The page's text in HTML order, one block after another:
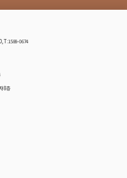
T:1588-0674
8층